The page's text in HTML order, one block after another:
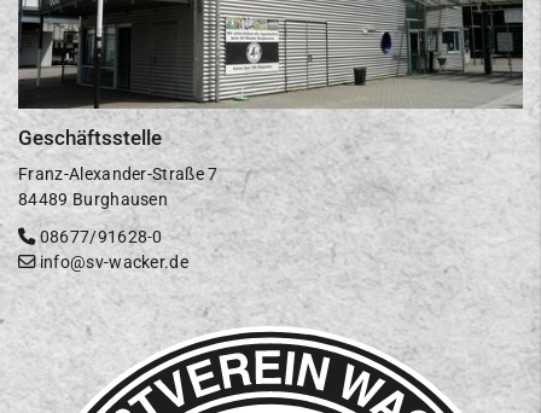
Geschäftsstelle
Franz-Alexander-Straße 7
84489 Burghausen
08677/91628-0
info@sv-wacker.de